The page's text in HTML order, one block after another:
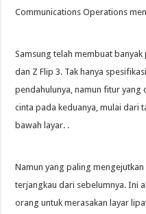
Communications Operations
Samsung telah membuat
dan Z Flip 3. Tak hanya
pendahulunya, namun fitur
cinta pada keduanya, mulai dari
bawah layar. .
Namun yang paling
terjangkau dari sebelumnya. Ini
orang untuk merasakan layar